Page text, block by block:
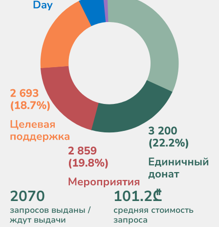
2070
запросов выданы /
ждут выдачи
101.2₾
средняя стоимость
запроса